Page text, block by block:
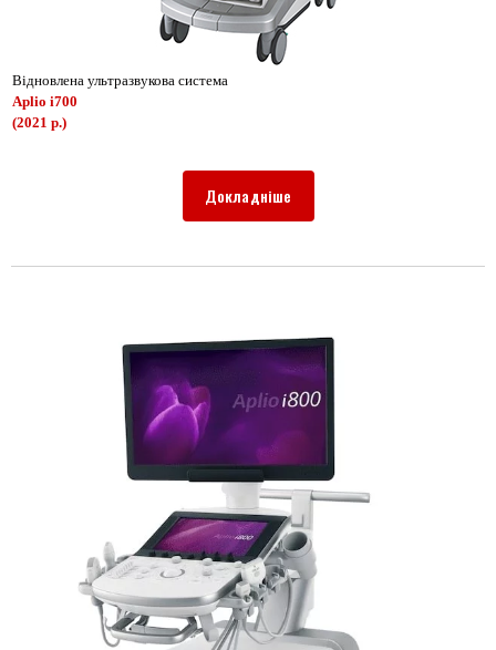
Відновлена ультразвукова система
Aplio i700
(2021 р.)
Докладніше